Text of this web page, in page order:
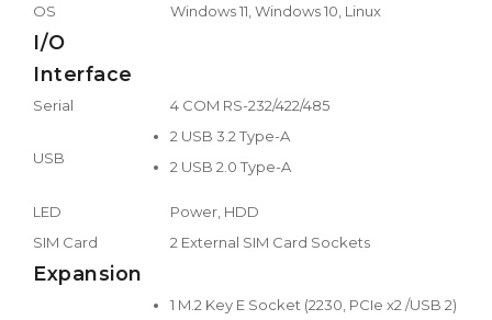
OS
Windows 11, Windows 10, Linux
I/O
Interface
Serial 4 COM RS-232/422/485
USB
2 USB 3.2 Type-A
2 USB 2.0 Type-A
LED
Power, HDD
SIM Card
2 External SIM Card Sockets
Expansion
1 M.2 Key E Socket (2230, PCIe x2 /USB 2)